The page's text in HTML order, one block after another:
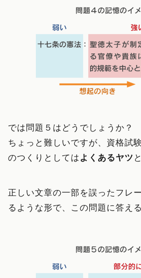
では問題５はどうでしょうか？
ちょっと難しいですが、資格試
のつくりとしては よくあるヤツ
正しい文章の一部を誤ったフレ
るような形で、この問題に答え